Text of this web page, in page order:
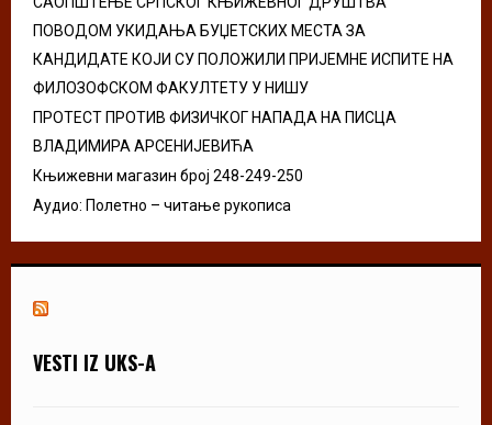
ПОВОДОМ УКИДАЊА БУЏЕТСКИХ МЕСТА ЗА
КАНДИДАТЕ КОЈИ СУ ПОЛОЖИЛИ ПРИЈЕМНЕ ИСПИТЕ НА
ФИЛОЗОФСКОМ ФАКУЛТЕТУ У НИШУ
ПРОТЕСТ ПРОТИВ ФИЗИЧКОГ НАПАДА НА ПИСЦА
ВЛАДИМИРА АРСЕНИЈЕВИЋА
Књижевни магазин број 248-249-250
Аудио: Полетно – читање рукописа
VESTI IZ UKS-A